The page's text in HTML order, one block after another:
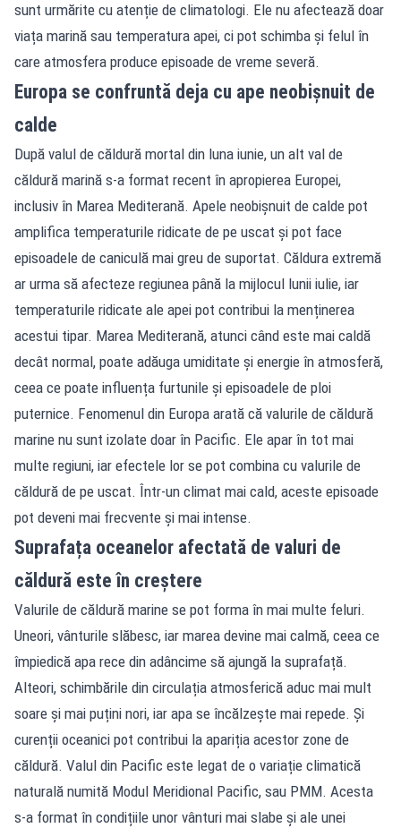
sunt urmărite cu atenție de climatologi. Ele nu afectează doar
viața marină sau temperatura apei, ci pot schimba și felul în
care atmosfera produce episoade de vreme severă.
Europa se confruntă deja cu ape neobișnuit de
calde
După valul de căldură mortal din luna iunie, un alt val de
căldură marină s-a format recent în apropierea Europei,
inclusiv în Marea Mediterană. Apele neobișnuit de calde pot
amplifica temperaturile ridicate de pe uscat și pot face
episoadele de caniculă mai greu de suportat. Căldura extremă
ar urma să afecteze regiunea până la mijlocul lunii iulie, iar
temperaturile ridicate ale apei pot contribui la menținerea
acestui tipar. Marea Mediterană, atunci când este mai caldă
decât normal, poate adăuga umiditate și energie în atmosferă,
ceea ce poate influența furtunile și episoadele de ploi
puternice. Fenomenul din Europa arată că valurile de căldură
marine nu sunt izolate doar în Pacific. Ele apar în tot mai
multe regiuni, iar efectele lor se pot combina cu valurile de
căldură de pe uscat. Într-un climat mai cald, aceste episoade
pot deveni mai frecvente și mai intense.
Suprafața oceanelor afectată de valuri de
căldură este în creștere
Valurile de căldură marine se pot forma în mai multe feluri.
Uneori, vânturile slăbesc, iar marea devine mai calmă, ceea ce
împiedică apa rece din adâncime să ajungă la suprafață.
Alteori, schimbările din circulația atmosferică aduc mai mult
soare și mai puțini nori, iar apa se încălzește mai repede. Și
curenții oceanici pot contribui la apariția acestor zone de
căldură. Valul din Pacific este legat de o variație climatică
naturală numită Modul Meridional Pacific, sau PMM. Acesta
s-a format în condițiile unor vânturi mai slabe și ale unei